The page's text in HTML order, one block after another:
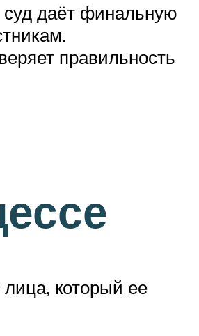
даёт финальную
правильность
лица, который ее